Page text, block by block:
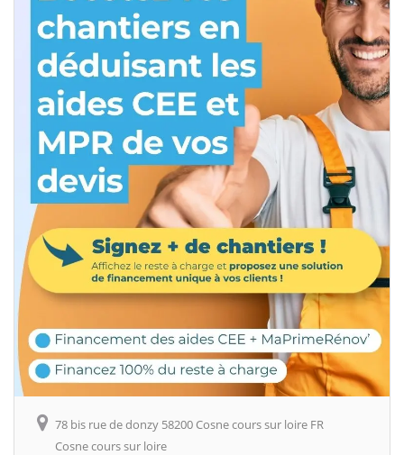
78 bis rue de donzy 58200 Cosne cours sur loire FR
Cosne cours sur loire